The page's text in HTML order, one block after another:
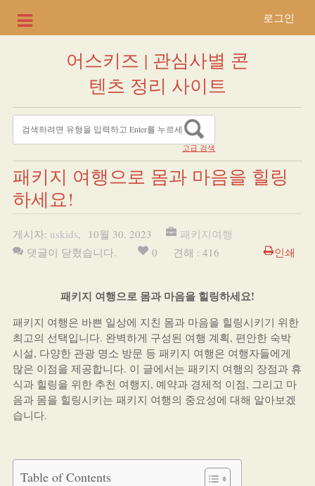
로그인
어스키즈 | 관심사별 콘
텐츠 정리 사이트
고급 검색
패키지 여행으로 몸과 마음을 힐링
하세요!
게시자: uskids, 10월 30, 2023
패키지여행
댓글이 닫혔습니다.
0 견해 : 416 인쇄
패키지 여행으로 몸과 마음을 힐링하세요!
패키지 여행은 바쁜 일상에 지친 몸과 마음을 힐링시키기 위한
최고의 선택입니다. 완벽하게 구성된 여행 계획, 편안한 숙박
시설, 다양한 관광 명소 방문 등 패키지 여행은 여행자들에게
많은 이점을 제공합니다. 이 글에서는 패키지 여행의 장점과 휴
식과 힐링을 위한 추천 여행지, 예약과 경제적 이점, 그리고 마
음과 몸을 힐링시키는 패키지 여행의 중요성에 대해 알아보겠
습니다.
Table of Contents